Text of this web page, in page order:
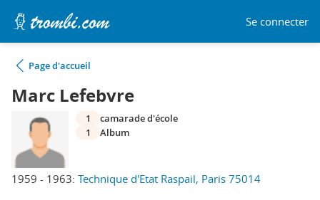
Se connecter
Page d'accueil
Marc Lefebvre
1959 - 1963: Technique d'Etat Raspail, Paris 75014
1
camarade d'école
1
Album